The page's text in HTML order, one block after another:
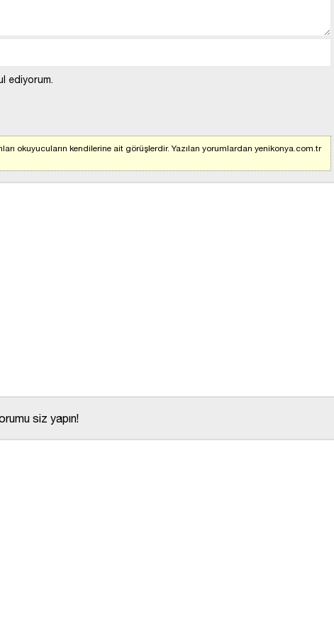
ediyorum.
okuyucuların kendilerine ait görüşlerdir. Yazılan yorumlardan yenikonya.com.tr
siz yapın!